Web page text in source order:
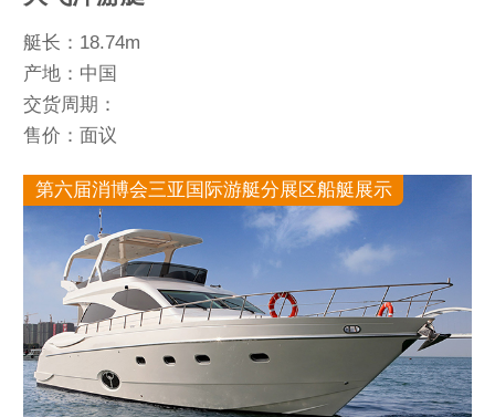
艇长：18.74m
产地：中国
交货周期：
售价：面议
第六届消博会三亚国际游艇分展区船艇展示